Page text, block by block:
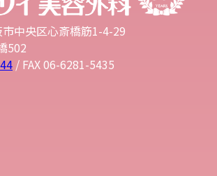
中央区心斎橋筋1-4-29
502
/ FAX 06-6281-5435